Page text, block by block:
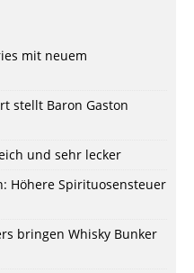
mit neuem
stellt Baron Gaston
und sehr lecker
Höhere Spirituosensteuer
bringen Whisky Bunker